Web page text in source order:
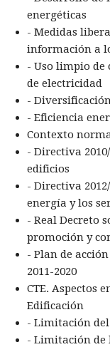
energéticas
- Medidas
información a
- Uso limpio de
de electricidad
-
- Eficiencia
Contexto
- Directiva
edificios
- Directiva
energía y los
- Real Decreto
promoción y
- Plan de
2011-2020
CTE. Aspectos
Edificación
- Limitación del
- Limitación de